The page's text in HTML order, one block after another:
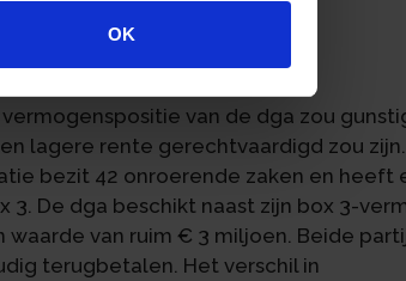
OK
verschil
van de dga zou
lagere rente gerechtvaardigd zou
bezit 42 onroerende zaken en heeft
De dga beschikt naast zijn box 3-
van ruim € 3 miljoen. Beide
terugbetalen. Het verschil in